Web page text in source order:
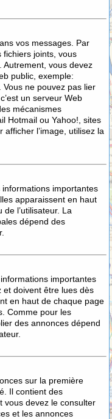
vos messages. Par
fichiers joints, vous
Autrement, vous devez
public, exemple:
ne pouvez pas lier
un serveur Web
mécanismes
Hotmail ou Yahoo!, sites
l’image, utilisez la
importantes
apparaissent en haut
l’utilisateur. La
dépend des
importantes
et doivent être lues dès
en haut de chaque page
Comme pour les
des annonces dépend
sur la première
Il contient des
vous devez le consulter
et les annonces